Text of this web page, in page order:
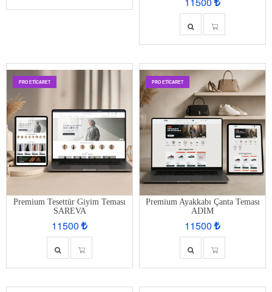
PRO ETİCARET
Premium Tesettür Giyim Teması
SAREVA
11500
PRO ETİCARET
Premium Ayakkabı Çanta Teması
ADIM
11500